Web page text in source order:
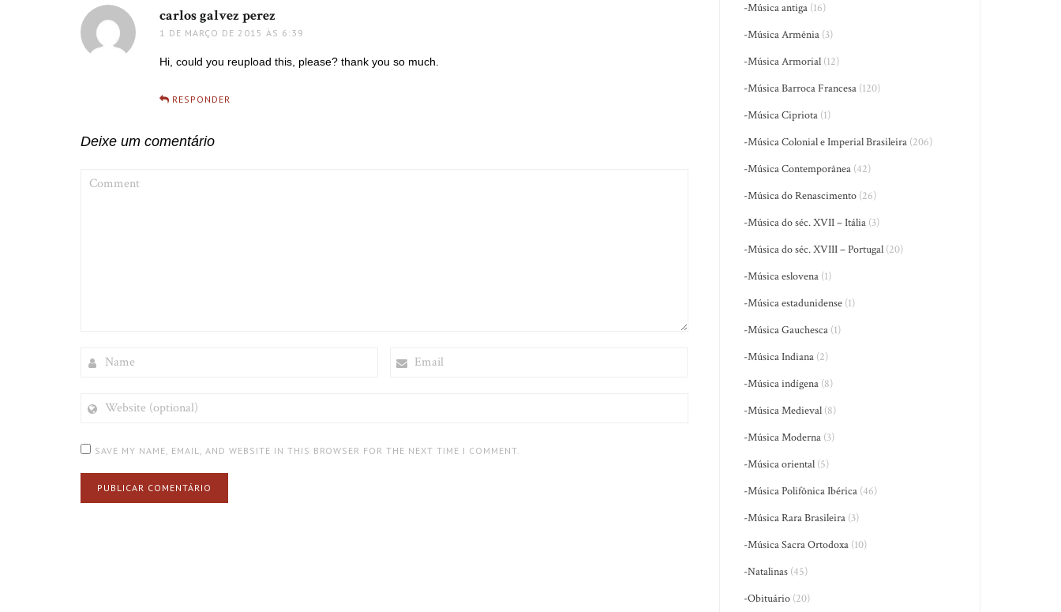
carlos galvez perez
1 DE MARÇO DE 2015 ÀS 6:39
Hi, could you reupload this, please? thank you so much.
RESPONDER
Deixe um comentário
(OPTIONAL)
SAVE MY NAME, EMAIL, AND WEBSITE IN THIS BROWSER FOR THE NEXT TIME I COMMENT.
-Música antiga (16)
-Música Armênia (3)
-Música Armorial (12)
-Música Barroca Francesa (120)
-Música Cipriota (1)
-Música Colonial e Imperial Brasileira (206)
-Música Contemporânea (42)
-Música do Renascimento (26)
-Música do séc. XVII – Itália (3)
-Música do séc. XVIII – Portugal (20)
-Música eslovena (1)
-Música estadunidense (1)
-Música Gauchesca (1)
-Música Indiana (2)
-Música indígena (8)
-Música Medieval (8)
-Música Moderna (3)
-Música oriental (5)
-Música Polifônica Ibérica (46)
-Música Rara Brasileira (3)
-Música Sacra Ortodoxa (10)
-Natalinas (45)
-Obituário (20)